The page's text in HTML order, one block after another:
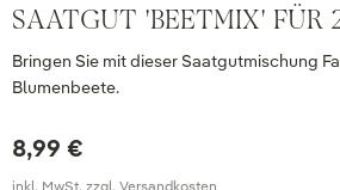
SAATGUT 'BEETMIX' FÜR
Bringen Sie mit dieser Saatgutmischung
Blumenbeete.
8,99 €
inkl. MwSt. zzgl. Versandkosten